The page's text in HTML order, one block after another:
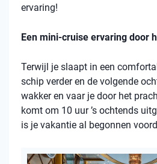
ervaring!
Een mini-cruise ervaring door
Terwijl je slaapt in een
schip verder en de volgende
wakker en vaar je door het
komt om 10 uur ’s ochtends
is je vakantie al begonnen